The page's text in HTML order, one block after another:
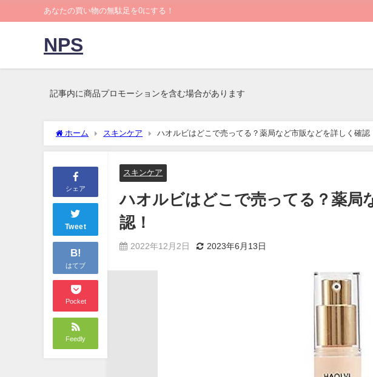
あなたの買い物の無駄足を0にする！
NPS
記事内に商品プロモーションを含む場合があります
ホーム スキンケア ハオルビはどこで売ってる？薬局など市販などを詳しく確認
シェア
Tweet
B!
はてブ
Pocket
Feedly
スキンケア
ハオルビはどこで売ってる？薬局
認！
2022年12月2日 2023年6月13日